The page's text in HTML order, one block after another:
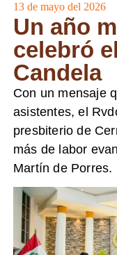
13 de mayo del 2026
Un año
celebró
Candela
Con un mensaje
asistentes, el
presbiterio de
más de labor
Martín de Porres.